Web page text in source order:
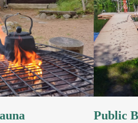
Public